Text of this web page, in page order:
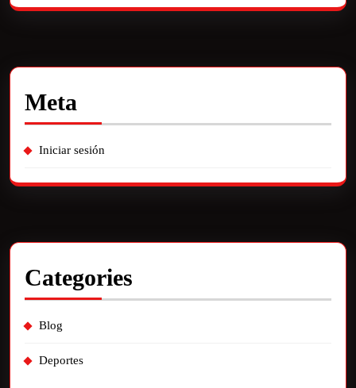
Meta
Iniciar sesión
Categories
Blog
Deportes